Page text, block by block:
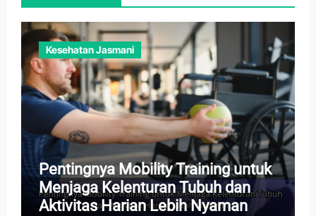
Kesehatan Jasmani
Pentingnya Mobility Training untuk
Menjaga Kelenturan Tubuh dan
Aktivitas Harian Lebih Nyaman